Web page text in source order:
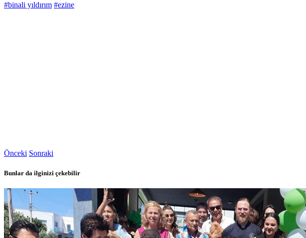
#binali yıldırım #ezine
Önceki Sonraki
Bunlar da ilginizi çekebilir